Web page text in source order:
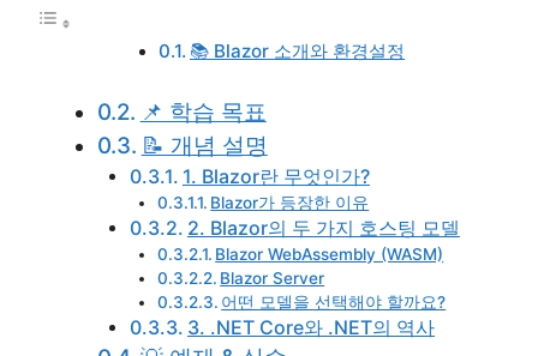
📚 Blazor 소개와 환경설정
📌 학습 목표
📝 개념 설명
1. Blazor란 무엇인가?
Blazor가 등장한 이유
2. Blazor의 두 가지 호스팅 모델
Blazor WebAssembly (WASM)
Blazor Server
어떤 모델을 선택해야 할까요?
3. .NET Core와 .NET의 역사